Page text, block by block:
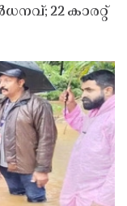
22 കാരറ്റ്